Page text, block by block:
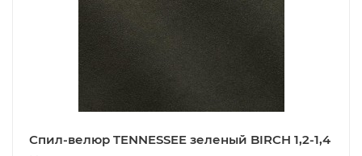
Спил-велюр TENNESSEE зеленый BIRCH 1,2-1,4